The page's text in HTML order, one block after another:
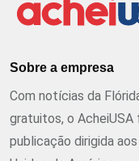
Sobre a empresa
Com notícias da
gratuitos, o
publicação dirigida